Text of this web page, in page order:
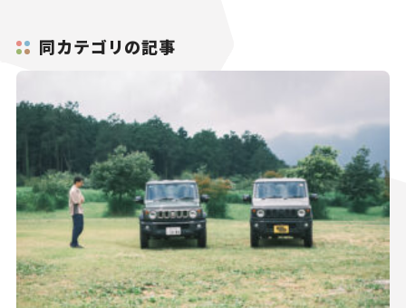
同カテゴリの記事